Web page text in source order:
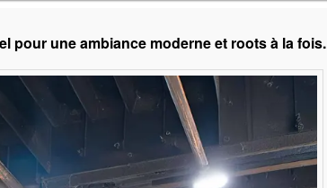
pour une ambiance moderne et roots à la fois.